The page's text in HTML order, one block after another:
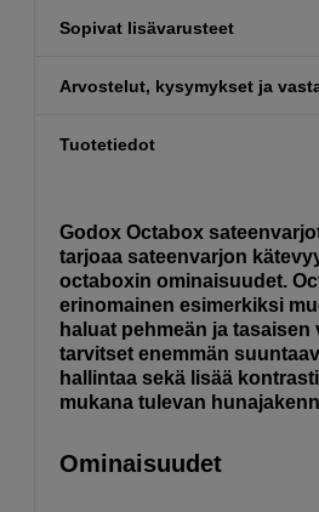
Sopivat lisävarusteet
Arvostelut, kysymykset ja
Tuotetiedot
Godox Octabox
tarjoaa sateenvarjon
octaboxin ominaisuudet.
erinomainen esimerkiksi
haluat pehmeän ja tasaisen
tarvitset enemmän
hallintaa sekä lisää
mukana tulevan
Ominaisuudet